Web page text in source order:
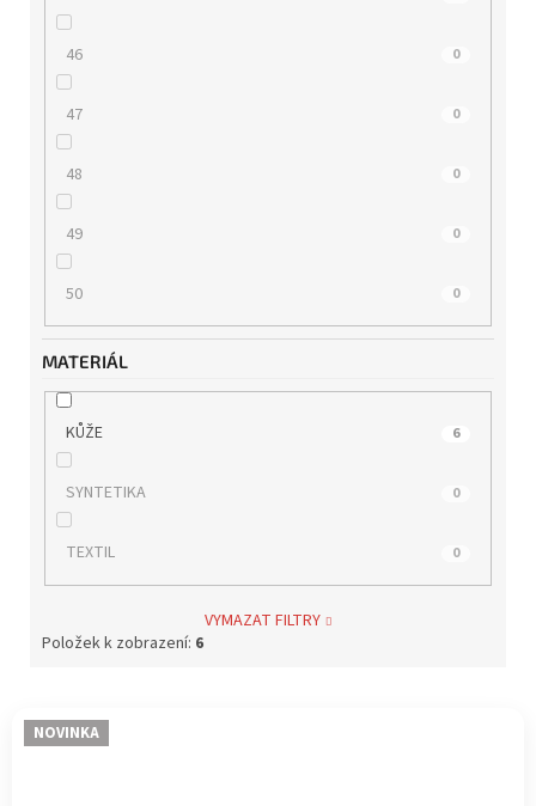
46 0
47 0
48 0
49 0
50 0
MATERIÁL
KŮŽE 6
SYNTETIKA 0
TEXTIL 0
VYMAZAT FILTRY
Položek k zobrazení: 6
V NOVINKA